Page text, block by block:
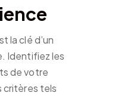
la clé d’un
Identifiez les
de votre
critères tels